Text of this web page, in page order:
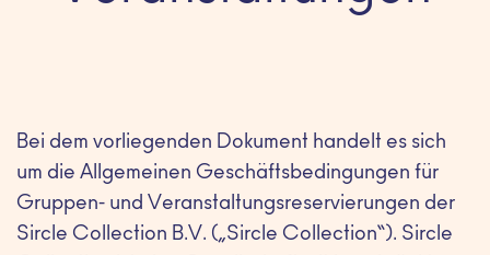
Bei dem vorliegenden Dokument handelt es sich
um die Allgemeinen Geschäftsbedingungen für
Gruppen- und Veranstaltungsreservierungen der
Sircle Collection B.V. („Sircle Collection“). Sircle